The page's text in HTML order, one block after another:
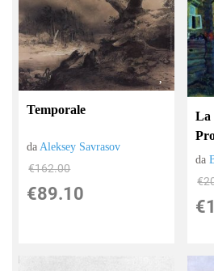
Temporale
da Aleksey Savrasov
€162.00
€89.10
La
da